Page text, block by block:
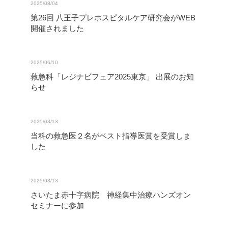
2025/08/04
第26回 八王子プレホスピタルケア研究会がWEB
開催されました
2025/06/10
救急科「レジナビフェア2025東京」 出展のお知
らせ
2025/03/13
当科の救急医２名がベスト指導医賞を受賞しま
した
2025/03/13
さいたま赤十字病院 神経集中治療ハンズオン
セミナーに参加